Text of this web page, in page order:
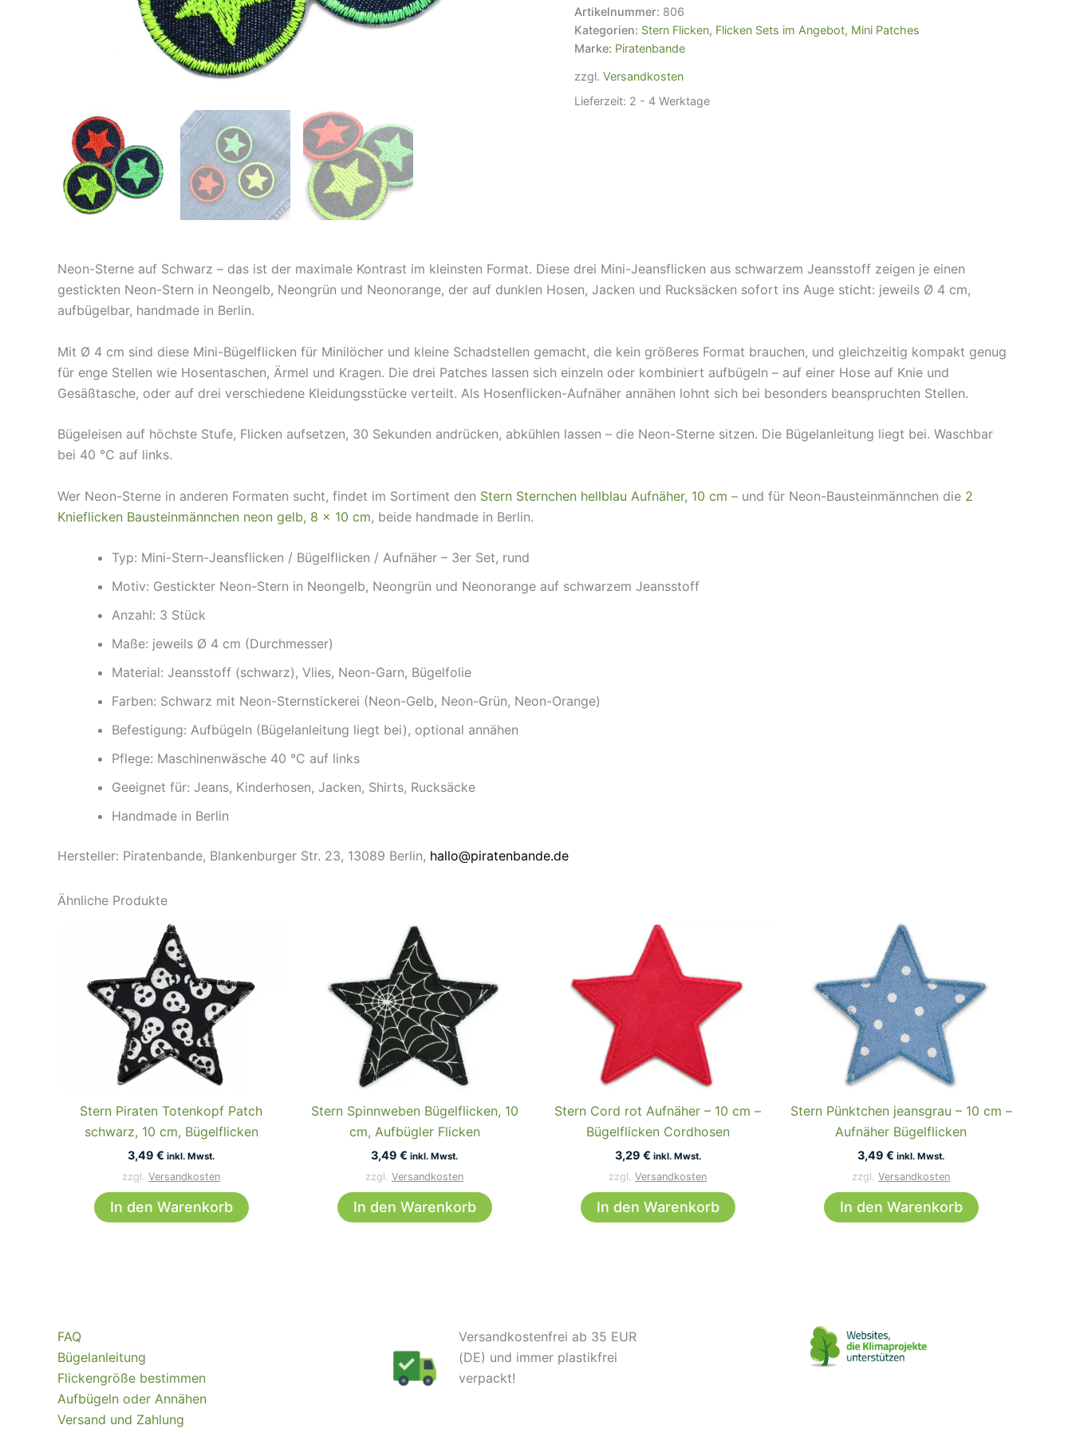
Sternchen
neon,
4
Stern
Bügelpatches
Artikelnummer: 806
Kategorien: Stern Flicken, Flicken Sets im Angebot, Mini Patches
Marke: Piratenbande
zzgl. Versandkosten
Lieferzeit: 2 - 4 Werktage
Neon-Sterne auf Schwarz – das ist der maximale Kontrast im kleinsten Format. Diese drei Mini-Jeansflicken aus schwarzem Jeansstoff zeigen je einen
gestickten Neon-Stern in Neongelb, Neongrün und Neonorange, der auf dunklen Hosen, Jacken und Rucksäcken sofort ins Auge sticht: jeweils Ø 4 cm,
aufbügelbar, handmade in Berlin.
Mit Ø 4 cm sind diese Mini-Bügelflicken für Minilöcher und kleine Schadstellen gemacht, die kein größeres Format brauchen, und gleichzeitig kompakt genug
für enge Stellen wie Hosentaschen, Ärmel und Kragen. Die drei Patches lassen sich einzeln oder kombiniert aufbügeln – auf einer Hose auf Knie und
Gesäßtasche, oder auf drei verschiedene Kleidungsstücke verteilt. Als Hosenflicken-Aufnäher annähen lohnt sich bei besonders beanspruchten Stellen.
Bügeleisen auf höchste Stufe, Flicken aufsetzen, 30 Sekunden andrücken, abkühlen lassen – die Neon-Sterne sitzen. Die Bügelanleitung liegt bei. Waschbar
bei 40 °C auf links.
Wer Neon-Sterne in anderen Formaten sucht, findet im Sortiment den Stern Sternchen hellblau Aufnäher, 10 cm – und für Neon-Bausteinmännchen die 2
Knieflicken Bausteinmännchen neon gelb, 8 × 10 cm, beide handmade in Berlin.
Typ: Mini-Stern-Jeansflicken / Bügelflicken / Aufnäher – 3er Set, rund
Motiv: Gestickter Neon-Stern in Neongelb, Neongrün und Neonorange auf schwarzem Jeansstoff
Anzahl: 3 Stück
Maße: jeweils Ø 4 cm (Durchmesser)
Material: Jeansstoff (schwarz), Vlies, Neon-Garn, Bügelfolie
Farben: Schwarz mit Neon-Sternstickerei (Neon-Gelb, Neon-Grün, Neon-Orange)
Befestigung: Aufbügeln (Bügelanleitung liegt bei), optional annähen
Pflege: Maschinenwäsche 40 °C auf links
Geeignet für: Jeans, Kinderhosen, Jacken, Shirts, Rucksäcke
Handmade in Berlin
Hersteller: Piratenbande, Blankenburger Str. 23, 13089 Berlin, hallo@piratenbande.de
Ähnliche Produkte
Stern Piraten Totenkopf Patch
schwarz, 10 cm, Bügelflicken
3,49 € inkl. Mwst.
zzgl. Versandkosten
In den Warenkorb
Stern Spinnweben Bügelflicken, 10
cm, Aufbügler Flicken
3,49 € inkl. Mwst.
zzgl. Versandkosten
In den Warenkorb
Stern Cord rot Aufnäher – 10 cm –
Bügelflicken Cordhosen
3,29 € inkl. Mwst.
zzgl. Versandkosten
In den Warenkorb
Stern Pünktchen jeansgrau – 10 cm –
Aufnäher Bügelflicken
3,49 € inkl. Mwst.
zzgl. Versandkosten
In den Warenkorb
FAQ
Bügelanleitung
Flickengröße bestimmen
Aufbügeln oder Annähen
Versand und Zahlung
Versandkostenfrei ab 35 EUR
(DE) und immer plastikfrei
verpackt!